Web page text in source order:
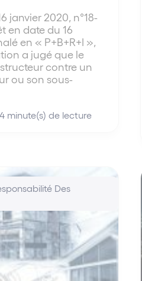
janvier 2020, n°18-
en date du 16
en « P+B+R+I »,
a jugé que le
contre un
ou son sous-
4 minute(s) de lecture
Des